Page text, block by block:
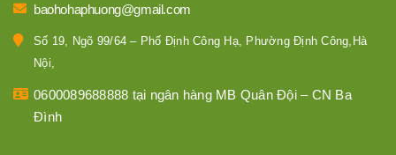
baohohaphuong@gmail.com
Số 19, Ngõ 99/64 – Phố Định Công Hạ, Phường Định Công,Hà
Nội,
0600089688888 tại ngân hàng MB Quân Đội – CN Ba
Đình